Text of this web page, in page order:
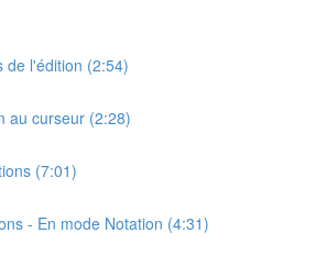
de l'édition (2:54)
au curseur (2:28)
(7:01)
- En mode Notation (4:31)